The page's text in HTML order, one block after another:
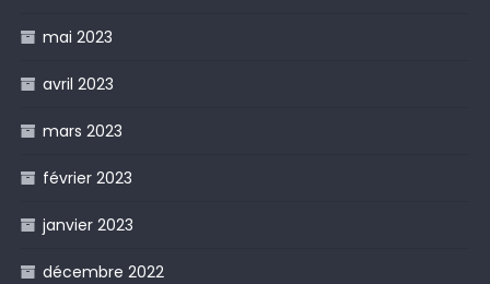
mai 2023
avril 2023
mars 2023
février 2023
janvier 2023
décembre 2022